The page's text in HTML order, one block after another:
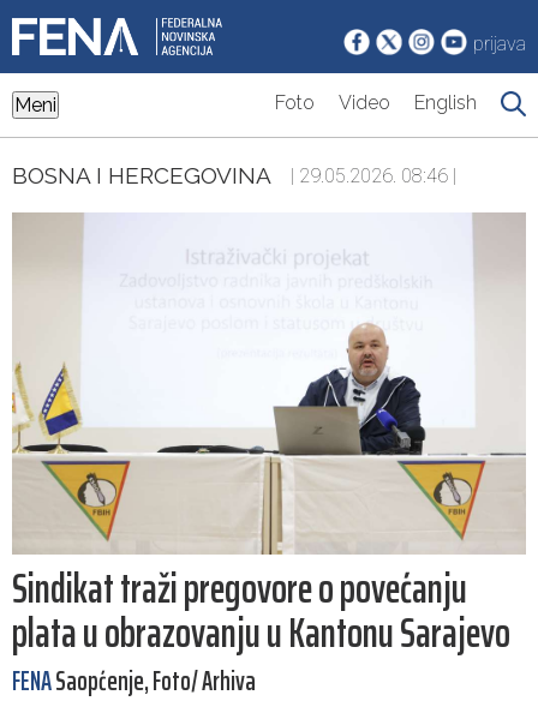
prijava
Meni Foto Video English
BOSNA I HERCEGOVINA | 29.05.2026. 08:46 |
Sindikat traži pregovore o povećanju
plata u obrazovanju u Kantonu Sarajevo
FENASaopćenje, Foto/ Arhiva